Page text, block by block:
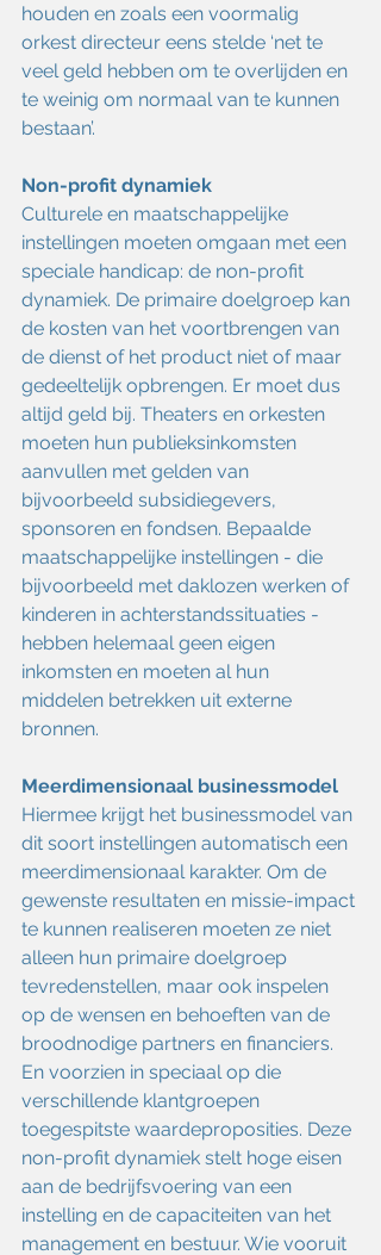
houden en zoals een voormalig
orkest directeur eens stelde ‘net te
veel geld hebben om te overlijden en
te weinig om normaal van te kunnen
bestaan’.
Non-profit dynamiek
Culturele en maatschappelijke
instellingen moeten omgaan met een
speciale handicap: de non-profit
dynamiek. De primaire doelgroep kan
de kosten van het voortbrengen van
de dienst of het product niet of maar
gedeeltelijk opbrengen. Er moet dus
altijd geld bij. Theaters en orkesten
moeten hun publieksinkomsten
aanvullen met gelden van
bijvoorbeeld subsidiegevers,
sponsoren en fondsen. Bepaalde
maatschappelijke instellingen - die
bijvoorbeeld met daklozen werken of
kinderen in achterstandssituaties -
hebben helemaal geen eigen
inkomsten en moeten al hun
middelen betrekken uit externe
bronnen.
Meerdimensionaal businessmodel
Hiermee krijgt het businessmodel van
dit soort instellingen automatisch een
meerdimensionaal karakter. Om de
gewenste resultaten en missie-impact
te kunnen realiseren moeten ze niet
alleen hun primaire doelgroep
tevredenstellen, maar ook inspelen
op de wensen en behoeften van de
broodnodige partners en financiers.
En voorzien in speciaal op die
verschillende klantgroepen
toegespitste waardeproposities. Deze
non-profit dynamiek stelt hoge eisen
aan de bedrijfsvoering van een
instelling en de capaciteiten van het
management en bestuur. Wie vooruit